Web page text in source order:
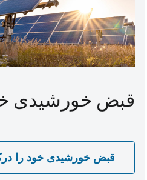
قبض خورشیدی
قبض خورشیدی خود را